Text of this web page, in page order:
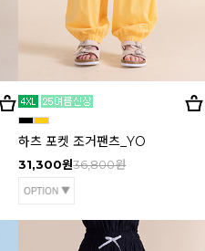
하츠 포켓 조거팬츠_YO
31,300원36,800원